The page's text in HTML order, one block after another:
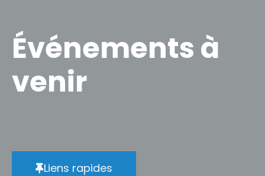
Événements à
venir
Liens rapides